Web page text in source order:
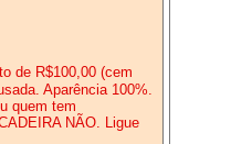
de R$100,00 (cem
Aparência 100%.
quem tem
NÃO. Ligue